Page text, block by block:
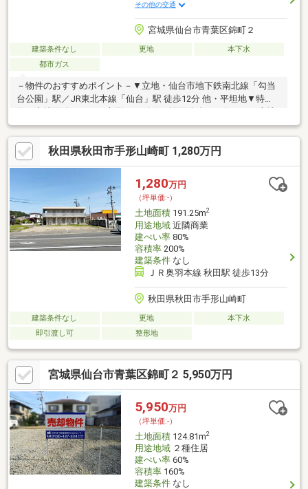
その他の交通
宮城県仙台市青葉区錦町２
建築条件なし 更地
本下水
都市ガス
－物件のおすすめポイント－▼立地・仙台市地下鉄南北線「勾当
台公園」駅／JR東北本線「仙台」駅 徒歩12分 他・平坦地▼特
形状・建築条件付き宅地販売ではありません・お好きなハウスメ
ーカー・工務店で建築可能・都市ガスに対応▼周辺環境・スーパ
ー「COOP MIYAGI 錦町店」徒歩5分(約350m)・仙台市立東六番丁
小学校 徒歩9分(約680m)・上杉公園 徒歩3分(約190m)■ ご希望の
住まい探しをお手伝いします ━━━━━・・・物件の詳細・ご相
談はお気軽にお問い合わせください。
秋田県秋田市手形山崎町 1,280万円
1,280万円
（坪単価:-）
土地面積191.25m2
用途地域近隣商業
建ぺい率80%
容積率200%
建築条件なし
ＪＲ奥羽本線 秋田駅 徒歩13分
秋田県秋田市手形山崎町
建築条件なし 更地
本下水
即引渡し可
整形地
宮城県仙台市青葉区錦町２ 5,950万円
5,950万円
（坪単価:-）
土地面積124.81m2
用途地域２種住居
建ぺい率60%
容積率160%
建築条件なし